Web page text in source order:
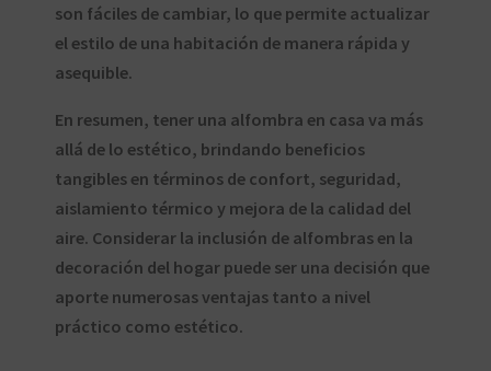
son fáciles de cambiar, lo que permite actualizar
el estilo de una habitación de manera rápida y
asequible.
En resumen, tener una alfombra en casa va más
allá de lo estético, brindando beneficios
tangibles en términos de confort, seguridad,
aislamiento térmico y mejora de la calidad del
aire. Considerar la inclusión de alfombras en la
decoración del hogar puede ser una decisión que
aporte numerosas ventajas tanto a nivel
práctico como estético.